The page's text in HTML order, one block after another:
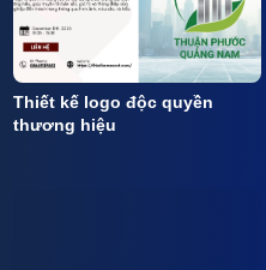
Thiết kế logo độc quyền
thương hiệu